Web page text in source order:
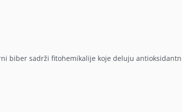
biber sadrži fitohemikalije koje deluju